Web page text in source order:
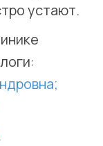
устают.